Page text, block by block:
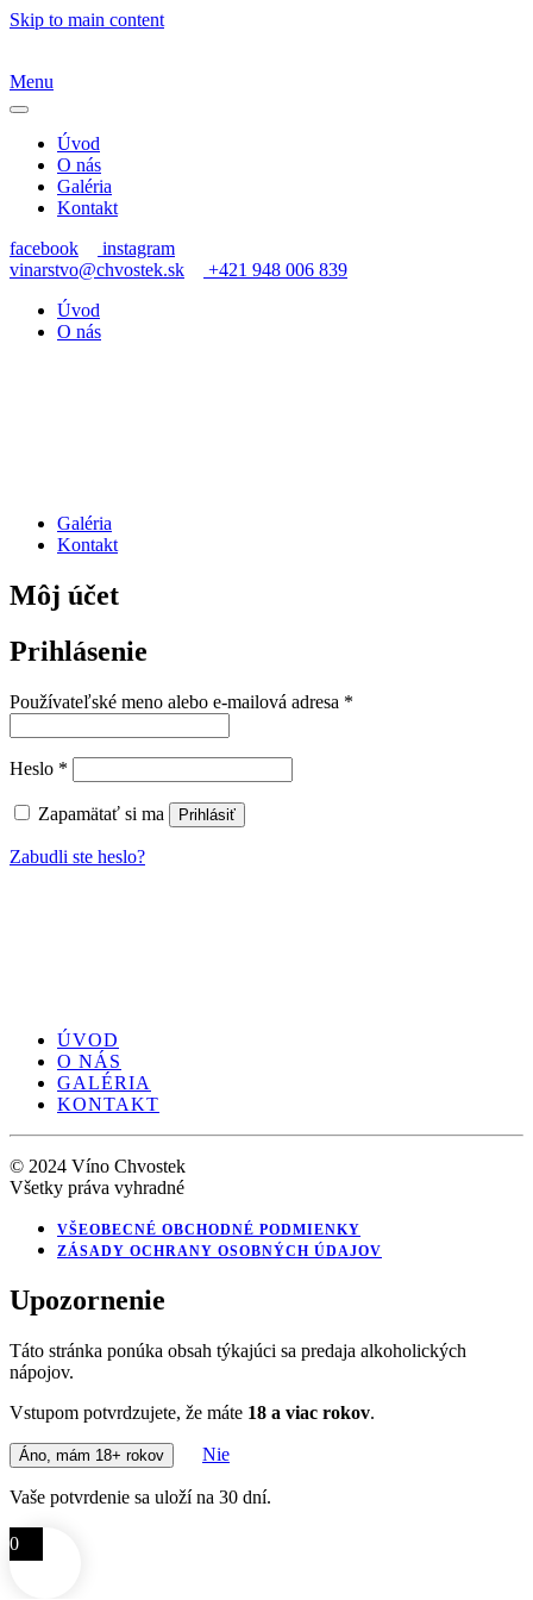
Skip to main content
Menu
Úvod
O nás
Galéria
Kontakt
facebook
instagram
vinarstvo@chvostek.sk
+421 948 006 839
Úvod
O nás
Galéria
Kontakt
Môj účet
Prihlásenie
Používateľské meno alebo e-mailová adresa *
Heslo *
Zapamätať si ma Prihlásiť
Zabudli ste heslo?
ÚVOD
O NÁS
GALÉRIA
KONTAKT
© 2024 Víno Chvostek
Všetky práva vyhradné
VŠEOBECNÉ OBCHODNÉ PODMIENKY
ZÁSADY OCHRANY OSOBNÝCH ÚDAJOV
Upozornenie
Táto stránka ponúka obsah týkajúci sa predaja alkoholických
nápojov.
Vstupom potvrdzujete, že máte 18 a viac rokov.
Áno, mám 18+ rokov Nie
Vaše potvrdenie sa uloží na 30 dní.
0